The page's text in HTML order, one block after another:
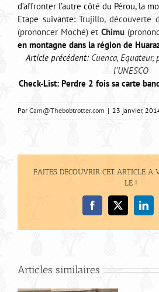
d’affronter l’autre côté du Pérou, la
Etape suivante:Trujillo, découverte
(prononcer Moché) et Chimu
en montagne dans la région de
Article précédent: Cuenca,
l’UNESCO
Check-List: Perdre 2 fois sa carte
Par Cam@Thebobtrotter.com | 23 janvier,
FAITES DECOUVRIR CET ARTICLE A
LE !
Facebook
X
Articles similaires